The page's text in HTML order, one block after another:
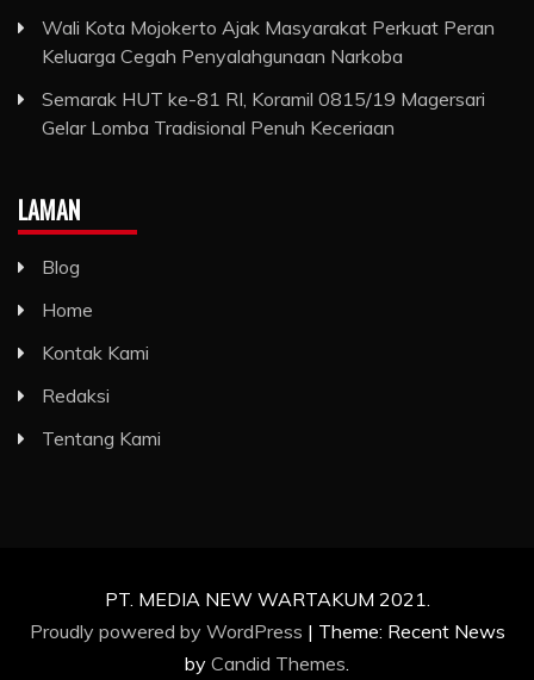
Wali Kota Mojokerto Ajak Masyarakat Perkuat Peran
Keluarga Cegah Penyalahgunaan Narkoba
Semarak HUT ke-81 RI, Koramil 0815/19 Magersari
Gelar Lomba Tradisional Penuh Keceriaan
LAMAN
Blog
Home
Kontak Kami
Redaksi
Tentang Kami
PT. MEDIA NEW WARTAKUM 2021.
Proudly powered by WordPress | Theme: Recent News
by Candid Themes